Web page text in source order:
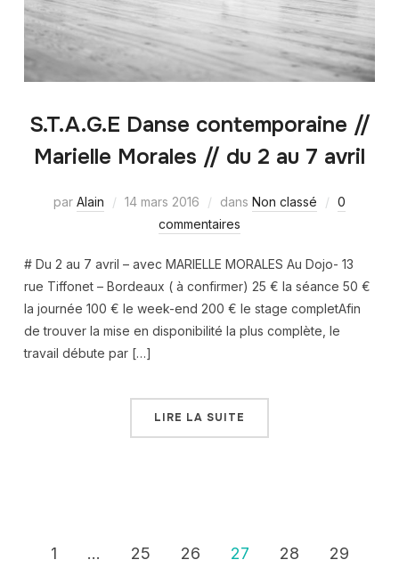
S.T.A.G.E Danse contemporaine //
Marielle Morales // du 2 au 7 avril
par Alain 14 mars 2016 dans Non classé
0
commentaires
# Du 2 au 7 avril – avec MARIELLE MORALES Au Dojo- 13
rue Tiffonet – Bordeaux ( à confirmer) 25 € la séance 50 €
la journée 100 € le week-end 200 € le stage completAfin
de trouver la mise en disponibilité la plus complète, le
travail débute par […]
LIRE LA SUITE
1 … 25 26 27 28
29